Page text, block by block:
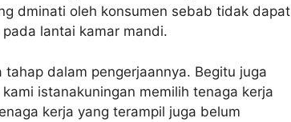
dminati oleh konsumen sebab tidak dapat
lantai kamar mandi.
dalam pengerjaannya. Begitu juga
istanakuningan memilih tenaga kerja
kerja yang terampil juga belum